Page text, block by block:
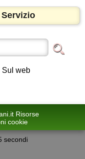
Sul web
Risorse
cookie
secondi